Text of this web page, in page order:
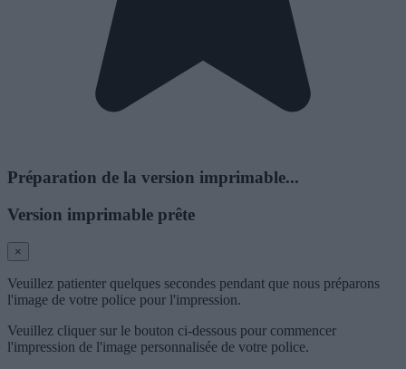
Préparation de la version imprimable...
Version imprimable prête
×
Veuillez patienter quelques secondes pendant que nous préparons
l'image de votre police pour l'impression.
Veuillez cliquer sur le bouton ci-dessous pour commencer
l'impression de l'image personnalisée de votre police.